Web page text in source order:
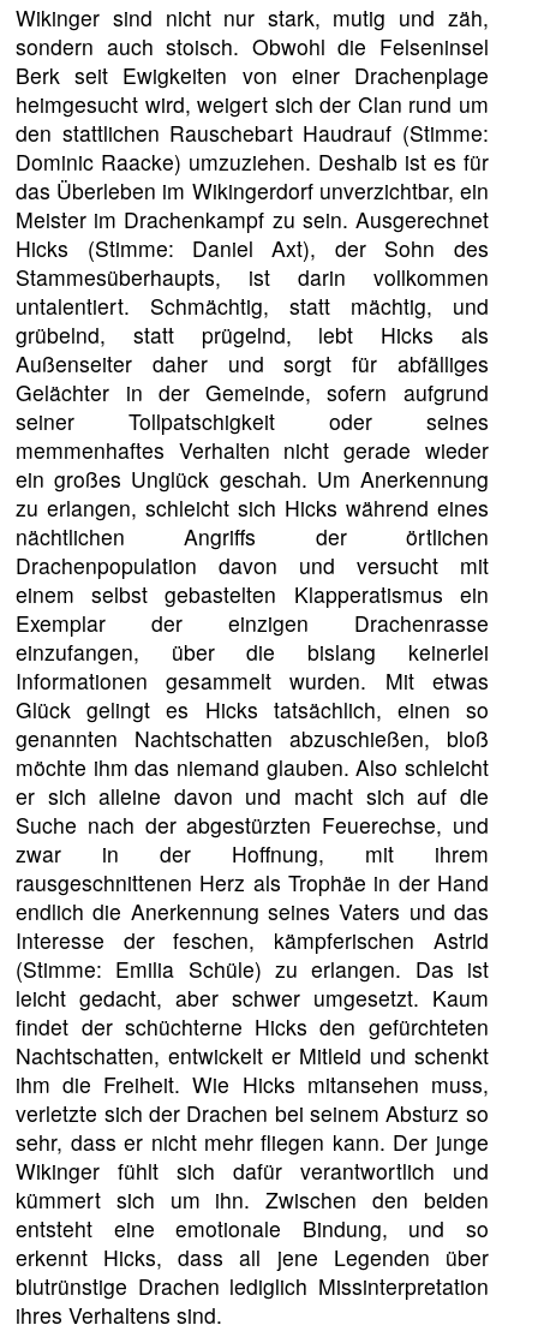
Wikinger sind nicht nur stark, mutig und zäh,
sondern auch stoisch. Obwohl die Felseninsel
Berk seit Ewigkeiten von einer Drachenplage
heimgesucht wird, weigert sich der Clan rund um
den stattlichen Rauschebart Haudrauf (Stimme:
Dominic Raacke) umzuziehen. Deshalb ist es für
das Überleben im Wikingerdorf unverzichtbar, ein
Meister im Drachenkampf zu sein. Ausgerechnet
Hicks (Stimme: Daniel Axt), der Sohn des
Stammesüberhaupts, ist darin vollkommen
untalentiert. Schmächtig, statt mächtig, und
grübelnd, statt prügelnd, lebt Hicks als
Außenseiter daher und sorgt für abfälliges
Gelächter in der Gemeinde, sofern aufgrund
seiner Tollpatschigkeit oder seines
memmenhaftes Verhalten nicht gerade wieder
ein großes Unglück geschah. Um Anerkennung
zu erlangen, schleicht sich Hicks während eines
nächtlichen Angriffs der örtlichen
Drachenpopulation davon und versucht mit
einem selbst gebastelten Klapperatismus ein
Exemplar der einzigen Drachenrasse
einzufangen, über die bislang keinerlei
Informationen gesammelt wurden. Mit etwas
Glück gelingt es Hicks tatsächlich, einen so
genannten Nachtschatten abzuschießen, bloß
möchte ihm das niemand glauben. Also schleicht
er sich alleine davon und macht sich auf die
Suche nach der abgestürzten Feuerechse, und
zwar in der Hoffnung, mit ihrem
rausgeschnittenen Herz als Trophäe in der Hand
endlich die Anerkennung seines Vaters und das
Interesse der feschen, kämpferischen Astrid
(Stimme: Emilia Schüle) zu erlangen. Das ist
leicht gedacht, aber schwer umgesetzt. Kaum
findet der schüchterne Hicks den gefürchteten
Nachtschatten, entwickelt er Mitleid und schenkt
ihm die Freiheit. Wie Hicks mitansehen muss,
verletzte sich der Drachen bei seinem Absturz so
sehr, dass er nicht mehr fliegen kann. Der junge
Wikinger fühlt sich dafür verantwortlich und
kümmert sich um ihn. Zwischen den beiden
entsteht eine emotionale Bindung, und so
erkennt Hicks, dass all jene Legenden über
blutrünstige Drachen lediglich Missinterpretation
ihres Verhaltens sind.